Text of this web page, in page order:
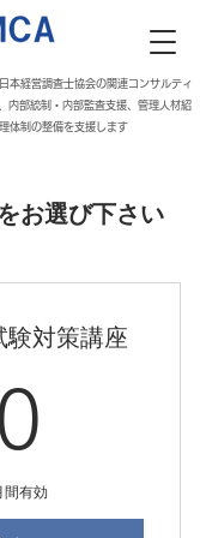
本経営調査士協会の関連コンサルティ
内部統制・内部監査支援、管理人材紹
体制の整備を支援します
お選び下さい
験対策講座
間有効